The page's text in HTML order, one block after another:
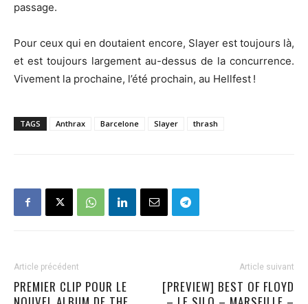
passage.
Pour ceux qui en doutaient encore, Slayer est toujours là,
et est toujours largement au-dessus de la concurrence.
Vivement la prochaine, l’été prochain, au Hellfest !
TAGS Anthrax Barcelone Slayer thrash
Article précédent
PREMIER CLIP POUR LE
Article suivant
[PREVIEW] BEST OF FLOYD